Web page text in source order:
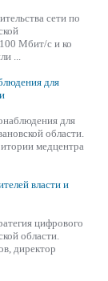
сети по
Мбит/с и ко
...
для
для
области.
медцентра
власти и
цифрового
области.
директор